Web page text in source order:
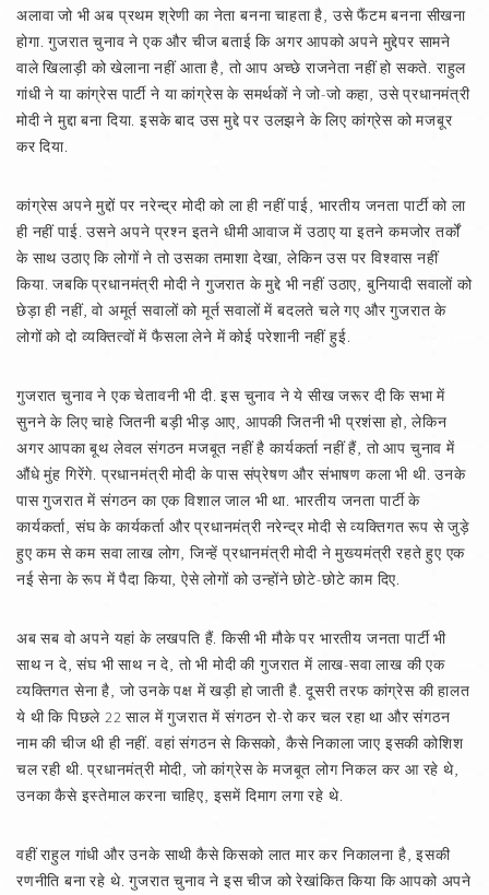
अलावा जो भी अब प्रथम श्रेणी का नेता बनना चाहता है, उसे फैंटम बनना सीखना
होगा. गुजरात चुनाव ने एक और चीज बताई कि अगर आपको अपने मुद्देपर सामने
वाले खिलाड़ी को खेलाना नहीं आता है, तो आप अच्छे राजनेता नहीं हो सकते. राहुल
गांधी ने या कांग्रेस पार्टी ने या कांग्रेस के समर्थकों ने जो-जो कहा, उसे प्रधानमंत्री
मोदी ने मुद्दा बना दिया. इसके बाद उस मुद्दे पर उलझने के लिए कांग्रेस को मजबूर
कर दिया.
कांग्रेस अपने मुद्दों पर नरेन्द्र मोदी को ला ही नहीं पाई, भारतीय जनता पार्टी को ला
ही नहीं पाई. उसने अपने प्रश्न इतने धीमी आवाज में उठाए या इतने कमजोर तर्कों
के साथ उठाए कि लोगों ने तो उसका तमाशा देखा, लेकिन उस पर विश्वास नहीं
किया. जबकि प्रधानमंत्री मोदी ने गुजरात के मुद्दे भी नहीं उठाए, बुनियादी सवालों को
छेड़ा ही नहीं, वो अमूर्त सवालों को मूर्त सवालों में बदलते चले गए और गुजरात के
लोगों को दो व्यक्तित्वों में फैसला लेने में कोई परेशानी नहीं हुई.
गुजरात चुनाव ने एक चेतावनी भी दी. इस चुनाव ने ये सीख जरूर दी कि सभा में
सुनने के लिए चाहे जितनी बड़ी भीड़ आए, आपकी जितनी भी प्रशंसा हो, लेकिन
अगर आपका बूथ लेवल संगठन मजबूत नहीं है कार्यकर्ता नहीं हैं, तो आप चुनाव में
औंधे मुंह गिरेंगे. प्रधानमंत्री मोदी के पास संप्रेषण और संभाषण कला भी थी. उनके
पास गुजरात में संगठन का एक विशाल जाल भी था. भारतीय जनता पार्टी के
कार्यकर्ता, संघ के कार्यकर्ता और प्रधानमंत्री नरेन्द्र मोदी से व्यक्तिगत रूप से जुड़े
हुए कम से कम सवा लाख लोग, जिन्हें प्रधानमंत्री मोदी ने मुख्यमंत्री रहते हुए एक
नई सेना के रूप में पैदा किया, ऐसे लोगों को उन्होंने छोटे-छोटे काम दिए.
अब सब वो अपने यहां के लखपति हैं. किसी भी मौके पर भारतीय जनता पार्टी भी
साथ न दे, संघ भी साथ न दे, तो भी मोदी की गुजरात में लाख-सवा लाख की एक
व्यक्तिगत सेना है, जो उनके पक्ष में खड़ी हो जाती है. दूसरी तरफ कांग्रेस की हालत
ये थी कि पिछले 22 साल में गुजरात में संगठन रो-रो कर चल रहा था और संगठन
नाम की चीज थी ही नहीं. वहां संगठन से किसको, कैसे निकाला जाए इसकी कोशिश
चल रही थी. प्रधानमंत्री मोदी, जो कांग्रेस के मजबूत लोग निकल कर आ रहे थे,
उनका कैसे इस्तेमाल करना चाहिए, इसमें दिमाग लगा रहे थे.
वहीं राहुल गांधी और उनके साथी कैसे किसको लात मार कर निकालना है, इसकी
रणनीति बना रहे थे. गुजरात चुनाव ने इस चीज को रेखांकित किया कि आपको अपने